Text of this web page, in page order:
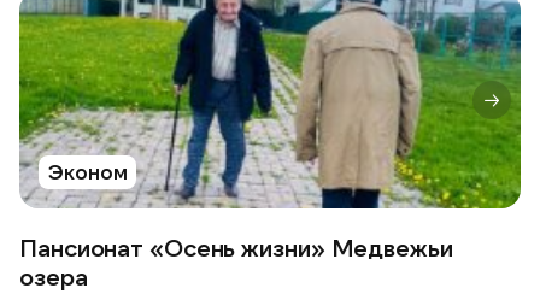
Эконом
Пансионат «Осень жизни» Медвежьи
озера